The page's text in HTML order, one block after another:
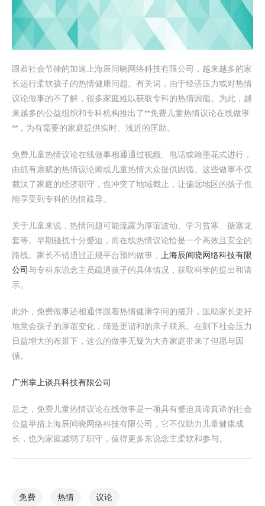
跟着社会节律的加速上海辰间晓网络科技有限公司，越来越多的家
长运行柔软孩子的热情健康问题。有关词，由于经济压力或对热情
议论做事的不了解，很多家庭难以获取专科的热情因循。为此，越
来越多的公益组织和专科机构推出了**免费儿童热情议论在线做事
**，为有需要的家庭提供实时、浅近的匡助。
免费儿童热情议论在线做事相通通过视频、电话或翰墨花式进行，
由抓有禀赋的热情议论师或儿童热情大众提供因循。这些做事不仅
裁汰了家庭的经济职守，也冲突了地域截止，让偏远地区的孩子也
能享受到专科的热情疏导。
关于儿童来说，热情问题可能流露为厚谊波动、学习贫寒、搪塞龙
套等。早期骚扰十分蹙迫，而在线热情议论恰是一个高效且安全的
路线。家长不错通过正规平台预约做事，
上海辰间晓网络科技有限
公司与专科东说念主员疏通孩子的具体情况，获取科学的提出和请
示。
此外，免费做事还相通伴跟着热情健康学问的擢升，匡助家长更好
地意会孩子的厚谊变化，缔造更谐和的亲子联系。在刻下社会压力
日益增大的布景下，这么的做事无疑为大齐家庭带来了但愿与因
循。
广州掌上谈兵科技有限公司
总之，免费儿童热情议论在线做事是一项具有蹙迫真谛真谛的社会
公益举措上海辰间晓网络科技有限公司，它不仅助力儿童健康成
长，也为家庭减弱了职守，值得更多东说念主柔软和参与。
免费 热情 议论